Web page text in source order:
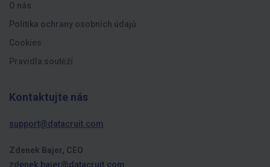
O nás
Politika ochrany osobních údajů
Cookies
Pravidla soutěží
Kontaktujte nás
support@datacruit.com
Zdenek Bajer, CEO
zdenek.bajer@datacruit.com